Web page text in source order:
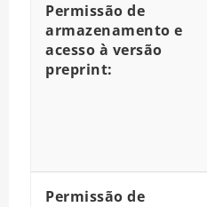
Permissão de
armazenamento e
acesso à versão
preprint:
Permissão de